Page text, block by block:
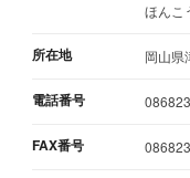
ほんこ
所在地 岡山県
電話番号
FAX番号